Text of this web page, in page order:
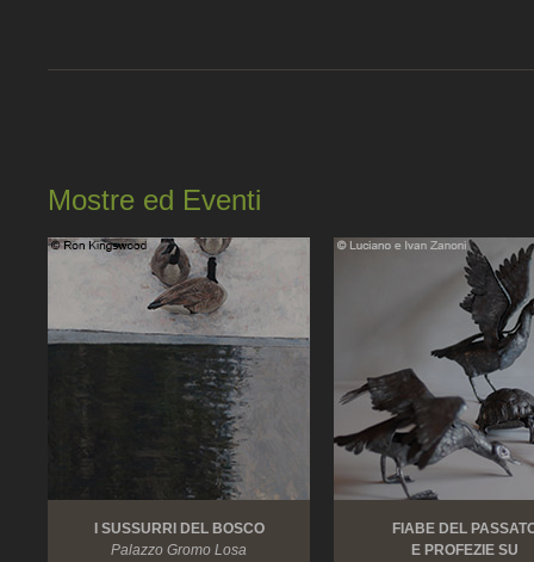
Mostre ed Eventi
I SUSSURRI DEL BOSCO
Palazzo Gromo Losa
FIABE DEL
E PROFEZIE SU